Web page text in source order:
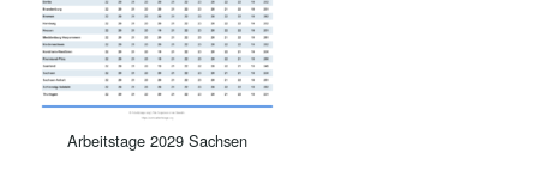
Arbeitstage 2029 Sachsen